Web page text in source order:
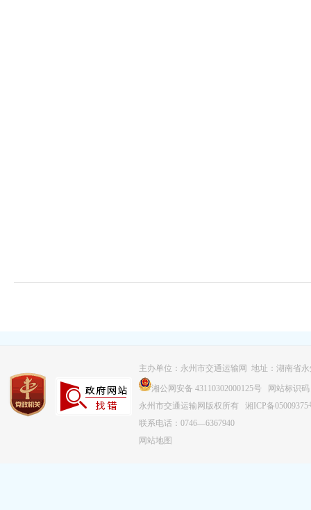
主办单位：永州市交通运输网 地址：湖南省
湘公网安备 43110302000125号 网站标识码
永州市交通运输网版权所有 湘ICP备05009375
联系电话：0746—6367940
网站地图